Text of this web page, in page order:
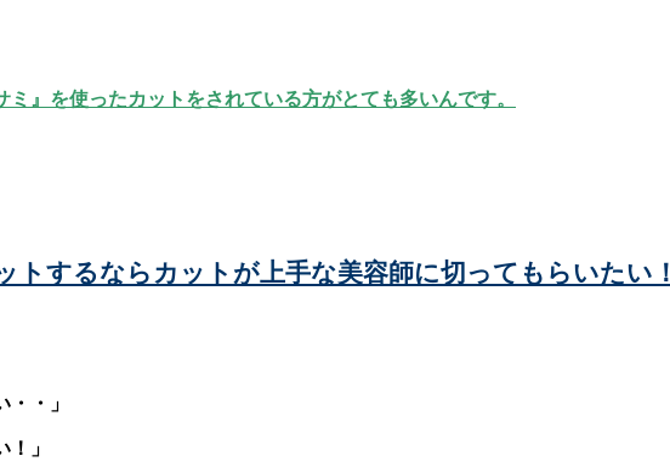
』を使ったカットをされている方がとても多いんです。
トするならカットが上手な美容師に切ってもらいたい！
・」
」